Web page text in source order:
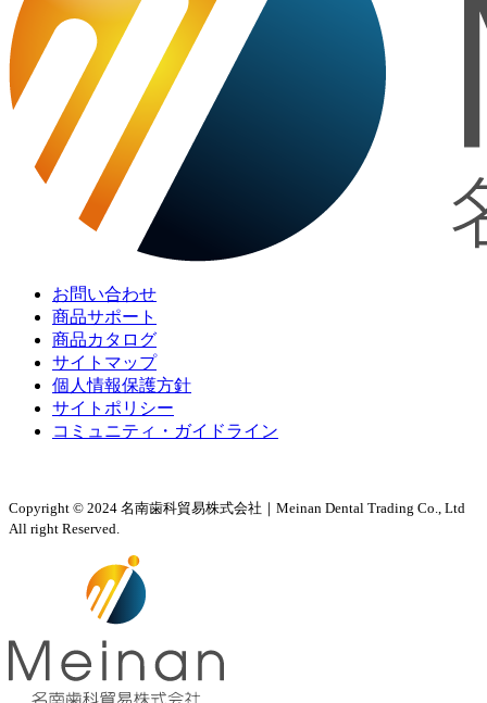
お問い合わせ
商品サポート
商品カタログ
サイトマップ
個人情報保護方針
サイトポリシー
コミュニティ・ガイドライン
Copyright © 2024 名南歯科貿易株式会社｜Meinan Dental Trading Co., Ltd
All right Reserved.